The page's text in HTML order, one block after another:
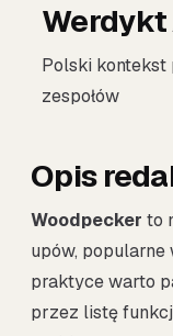
Werdykt
Polski kontekst
zespołów
Opis
Woodpecker to
upów, popularne
praktyce warto
przez listę